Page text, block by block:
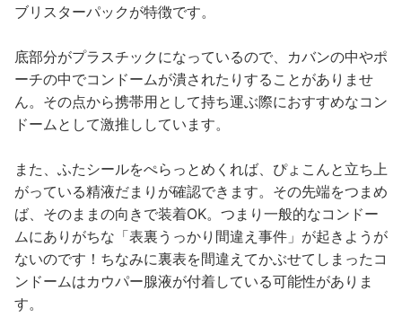
ブリスターパックが特徴です。
底部分がプラスチックになっているので、カバンの中やポ
ーチの中でコンドームが潰されたりすることがありませ
ん。その点から携帯用として持ち運ぶ際におすすめなコン
ドームとして激推ししています。
また、ふたシールをぺらっとめくれば、ぴょこんと立ち上
がっている精液だまりが確認できます。その先端をつまめ
ば、そのままの向きで装着OK。つまり一般的なコンドー
ムにありがちな「表裏うっかり間違え事件」が起きようが
ないのです！ちなみに裏表を間違えてかぶせてしまったコ
ンドームはカウパー腺液が付着している可能性がありま
す。